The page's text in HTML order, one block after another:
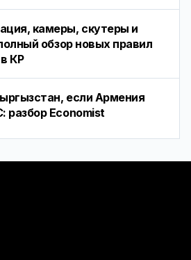
камеры, скутеры и
обзор новых правил
КР
если Армения
разбор Economist